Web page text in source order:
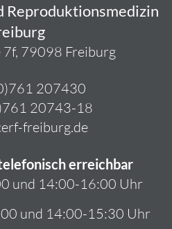
Reproduktionsmedizin
7f, 79098 Freiburg
207430
20743-18
freiburg.de
erreichbar
und 14:00-16:00 Uhr
und 14:00-15:30 Uhr